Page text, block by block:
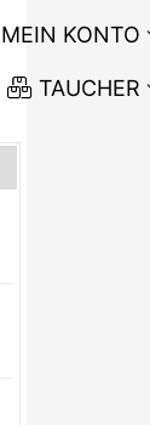
MEIN KONTO
TAUCHER